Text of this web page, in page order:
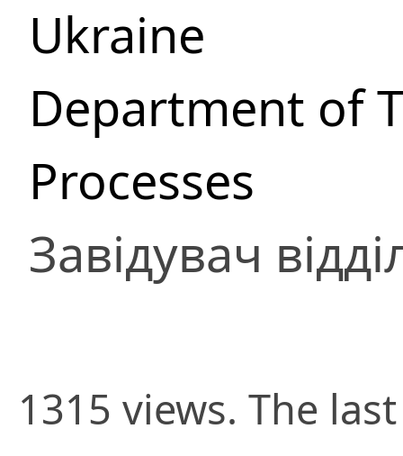
Ukraine
Department of
Processes
Завідувач
1315 views. The